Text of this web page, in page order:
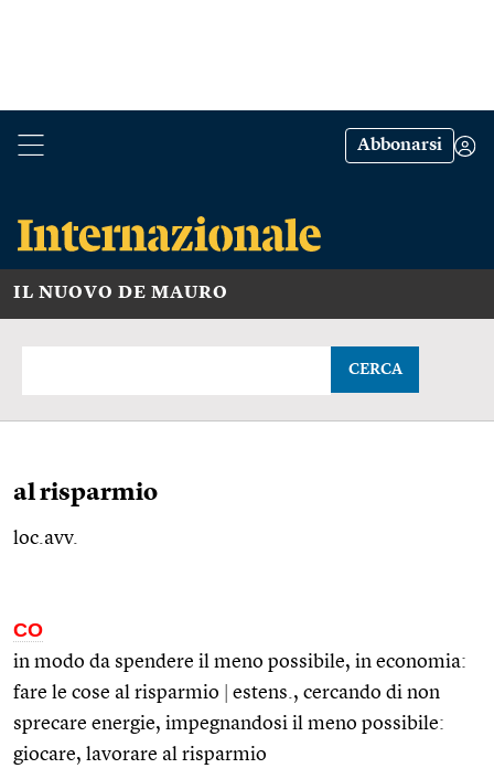
Abbonarsi
IL NUOVO DE MAURO
CERCA
al risparmio
loc.avv.
CO
in modo da spendere il meno possibile, in economia:
fare le cose al risparmio
estens. , cercando di non
sprecare energie, impegnandosi il meno possibile:
giocare, lavorare al risparmio